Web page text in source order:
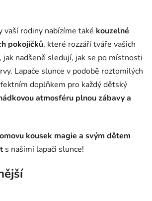
vaší rodiny nabízíme také kouzelné
pokojíčků, které rozzáří tváře vašich
nadšeně sledují, jak se po místnosti
Lapače slunce v podobě roztomilých
doplňkem pro každý dětský
atmosféru plnou zábavy a
kousek magie a svým dětem
s našimi lapači slunce!